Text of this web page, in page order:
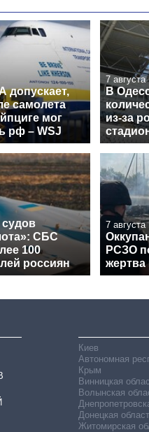
допускает,
самолета
мог
рф – WSJ
7 августа
В
из-за
СБС
100
россиян
7 августа
РСЗО
Киев
Автономная
Крым
Винницкая
Волынская
Донецкая
Житомирская